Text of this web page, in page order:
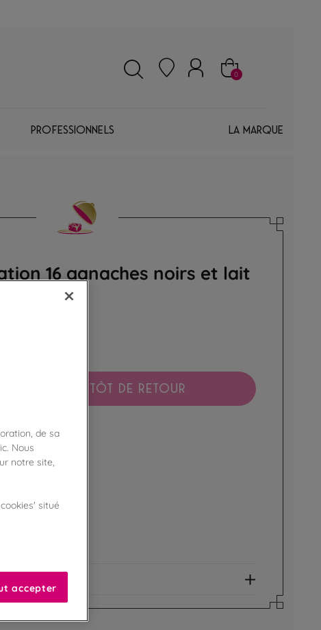
0
Professionnels La marque
16 ganaches noirs et lait
premium
BIENTÔT DE RETOUR
boutique !
en magasin
de sa
Nous
notre site,
situé
accepter